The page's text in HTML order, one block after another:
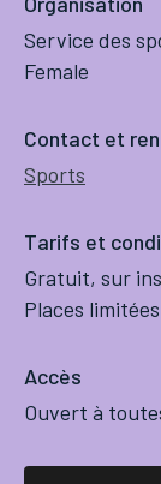
Service des
Female
Contact et
Sports
Tarifs et
Gratuit, sur
Places limitées
Accès
Ouvert à